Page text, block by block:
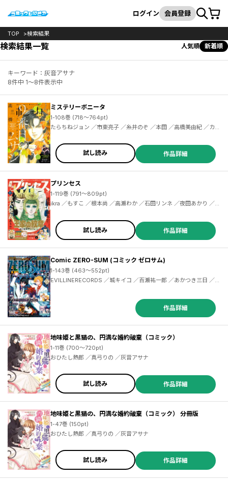
検索
ログイン 会員登録カート
TOP 検索結果
検索結果一覧 人気順 新着順
キーワード：灰音アサナ
8件中 1～8件表示中
ミステリーボニータ
1-108巻 (718～764pt)
たらちねジョン ／市東亮子 ／糸井のぞ ／本田 ／高橋美由紀 ／カバネユエ ／三月病 ／秋田みやび ／遠野由来子 ／びっけ ／伊東潤 ／幾花にいろ ／桂明日香 ／青木朋 ／盆ノ木至 ／相尾灯自 ／丸岡九蔵 ／桑原水菜 ／浜田翔子 ／吉岡梅 ／たうみまゆ ／崇山祟 ／高階良子 ／赤石路代 ／青池保子 ／小川彌生 ／三枝陽子 ／酒井美羽 ／梅田阿比 ／浅井西 ／宇田川うた子 ／うり ／藤近小梅 ／ムラマツヒロキ ／川島よしお ／紫堂恭子 ／亀 ／ぱらり ／幸子プロモーション ／猪原賽
／会田薫 ／山内尚 ／横馬場リョウ ／矢樹純 ／加藤山羊 ／川端新 ／切畑水葉 ／雪狸 ／マキノマキ ／長池とも子 ／にしうら染 ／新崎みよし ／森山まみち ／伊藤たつき ／橘ミズキ ／魅月乱 ／こなしあかや ／はるな檸檬 ／寺田亜太朗 ／大介 ／小島ビスケ ／灯晴ほく ／吉川景都 ／仲倉千景 ／波野涼 ／山本さや夏 ／茶畑緑 ／西荻亨 ／シタラマサコ ／多賀タイラ ／晴十ナツメグ ／波田白 ／黒崎リリー ／白瀬いとし ／柊柾葵 ／ワニマックス ／伊藤たつき ／橘ミズキ ／さかさかな ／本田
試し読み 作品詳細
プリンセス
1-119巻 (791～809pt)
ikra ／もすこ ／根本尚 ／高瀬わか ／石田リンネ ／夜田あかり ／大島永遠 ／菅野文 ／阿部川キネコ ／栗美あい ／田中芳樹 ／くろだ美里 ／細川智栄子あんど芙～みん ／すもももも ／高城玲 ／ゆいち恭 ／茶畑緑 ／青井みと ／細川真義 ／和田慎二 ／猪原賽 ／小島ビスケ ／橘ミズキ ／伊藤たつき ／福井あしび ／玖米 ／蒼井美紗 ／河原シノ ／川端新 ／結城光流 ／夏輝 ／ｎａｋｅｄ ａｐｅ ／梶山ミカ ／我鳥彩子 ／小田原みづえ ／喜咲冬子 ／みなもと悠 ／藤田麻貴 ／ひかり旭 ／薫原好江
試し読み 作品詳細
Comic ZERO-SUM (コミック ゼロサム)
1-143巻 (463～552pt)
EVILLINERECORDS ／城キイコ ／百瀬祐一郎 ／あかつき三日 ／辻村七子 ／雪広うたこ ／おがきちか ／アラスカぱん ／桃春花 ／まろ ／尾羊英 ／中村颯希 ／ゆき哉 ／やましろ梅太 ／真冬日 ／御巫桃也 ／春園ショウ ／須賀今日助 ／佐藤友哉 ／ひだかなみ ／山口悟 ／高山しのぶ ／庭春樹 ／藤咲淳一 ／RayarkInc. ／久米田夏緒 ／おの秋人 ／文庫妖 ／なま ／雨宮由樹 ／市原ゆき乃 ／いそふらぼん肘樹 ／西実さく ／松幸かほ ／テクノサマタ ／ムネヤマヨシミ ／リベル・エンタテインメント ／冨士原良 ／シノノメウタ ／都志見文太
作品詳細
地味姫と黒猫の、円満な婚約破棄（コミック）
1-11巻 (700～720pt)
おひたし熱郎 ／真弓りの ／灰音アサナ
試し読み 作品詳細
地味姫と黒猫の、円満な婚約破棄（コミック） 分冊版
1-47巻 (150pt)
おひたし熱郎 ／真弓りの ／灰音アサナ
試し読み 作品詳細